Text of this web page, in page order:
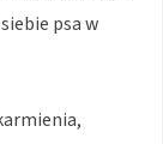
psa w